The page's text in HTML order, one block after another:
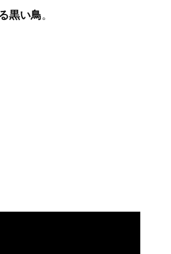
黒い鳥。